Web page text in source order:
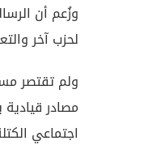
وزُعم أن
لحزب آخر
ولم تقتصر
اجتماعي